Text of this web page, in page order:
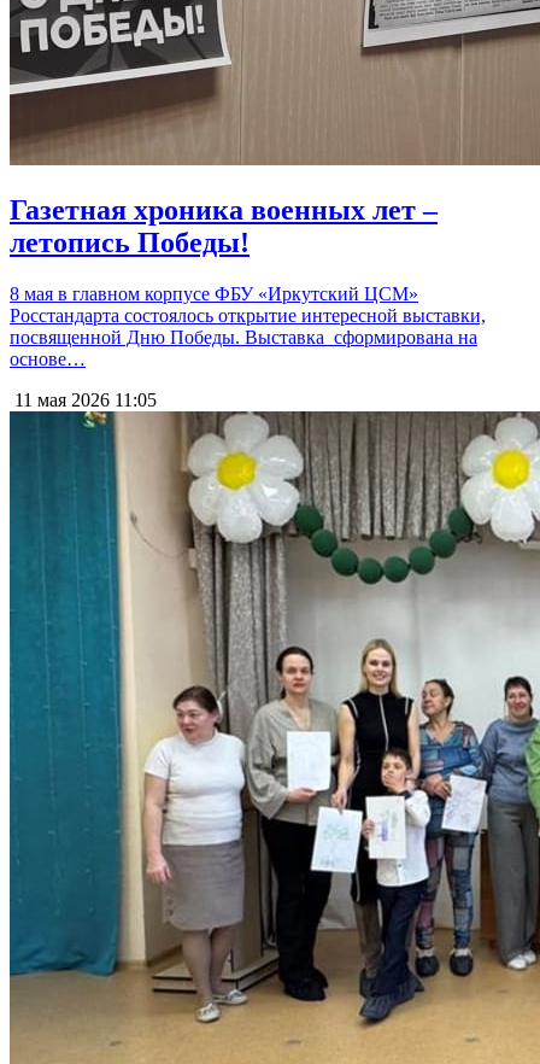
Газетная хроника военных лет –
летопись Победы!
8 мая в главном корпусе ФБУ «Иркутский ЦСМ»
Росстандарта состоялось открытие интересной выставки,
посвященной Дню Победы. Выставка сформирована на
основе…
11 мая 2026 11:05